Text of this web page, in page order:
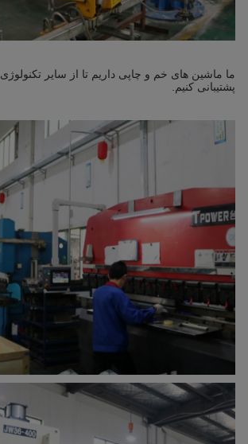
ما ماشین های خم و چاپی داریم تا از سایر تکنولوژی
پشتیبانی کنیم.